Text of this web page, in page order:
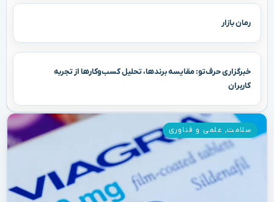
رمان بازار
خبرگزاری حرف‌تو: مقایسه برندها، تحلیل کسب‌وکارها از تجربه
کاربران
سلامت, علمی و فناوری